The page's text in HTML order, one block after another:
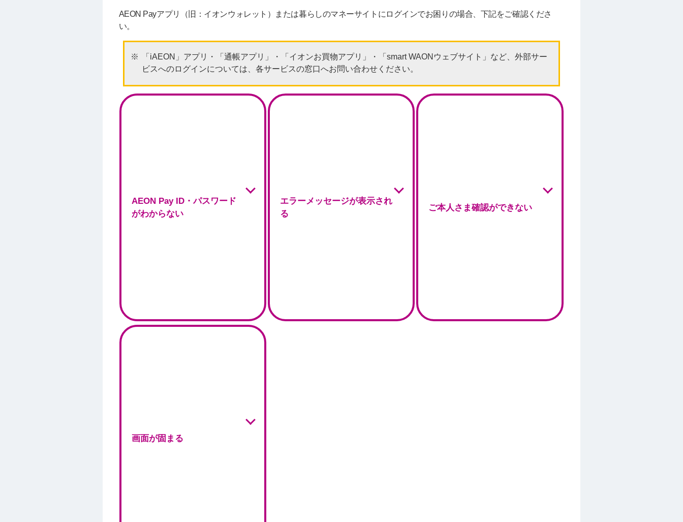
AEON Payアプリ（旧：イオンウォレット）または暮らしのマネーサイトにログインでお困りの場合、下記をご確認くださ
い。
「iAEON」アプリ・「通帳アプリ」・「イオンお買物アプリ」・「smart WAONウェブサイト」など、外部サー
ビスへのログインについては、各サービスの窓口へお問い合わせください。
AEON Pay ID・パスワード
がわからない
エラーメッセージが表示され
る
ご本人さま確認ができない
画面が固まる